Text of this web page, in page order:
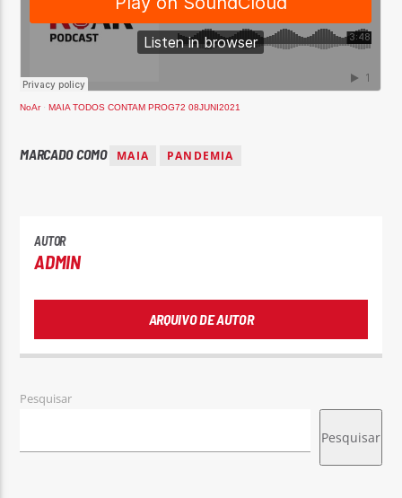
NoAr·MAIA TODOS CONTAM PROG72 08JUNI2021
MARCADO COMO MAIA PANDEMIA
AUTOR
ADMIN
ARQUIVO DE AUTOR
Pesquisar
Pesquisar